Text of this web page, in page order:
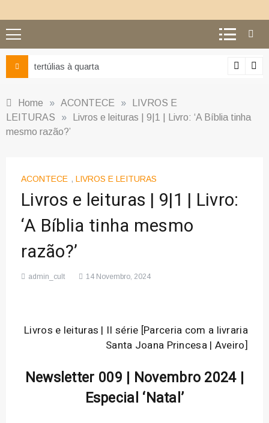
Ciência e religião: como superar o equívoco do conflito
Home » ACONTECE »
LIVROS E
LEITURAS
»
Livros e leituras | 9|1 | Livro: ‘A Bíblia tinha
mesmo razão?’
ACONTECE , LIVROS E LEITURAS
Livros e leituras | 9|1 | Livro:
‘A Bíblia tinha mesmo
razão?’
admin_cult 14 Novembro, 2024
Livros e leituras | II série [Parceria com a livraria
Santa Joana Princesa | Aveiro]
Newsletter 009 | Novembro 2024 |
Especial ‘Natal’